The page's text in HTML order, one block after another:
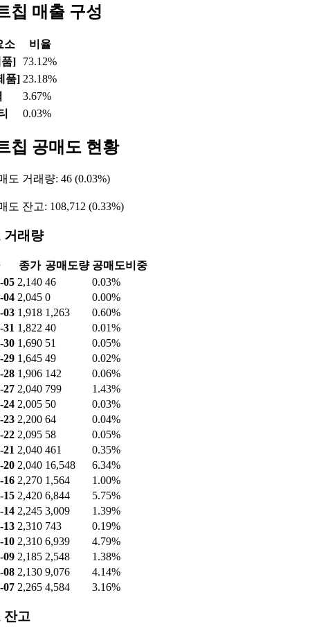
칩 매출 구성
소
비율
]
73.12%
품] 23.18%
3.67%
0.03%
칩 공매도 현황
도 거래량: 46 (0.03%)
도 잔고: 108,712 (0.33%)
거래량
종가 공매도량 공매도비중
05 2,140 46
0.03%
04 2,045 0
0.00%
03 1,918 1,263
0.60%
31 1,822 40
0.01%
30 1,690 51
0.05%
29 1,645 49
0.02%
28 1,906 142
0.06%
27 2,040 799
1.43%
24 2,005 50
0.03%
23 2,200 64
0.04%
22 2,095 58
0.05%
21 2,040 461
0.35%
20 2,040 16,548
6.34%
16 2,270 1,564
1.00%
15 2,420 6,844
5.75%
14 2,245 3,009
1.39%
13 2,310 743
0.19%
10 2,310 6,939
4.79%
09 2,185 2,548
1.38%
08 2,130 9,076
4.14%
07 2,265 4,584 3.16%
잔고